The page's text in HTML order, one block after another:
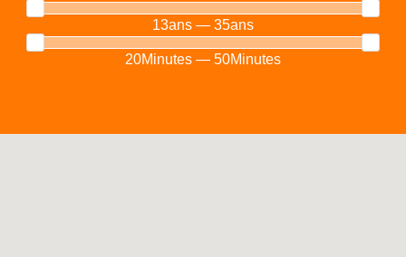
13ans — 35ans
20Minutes — 50Minutes